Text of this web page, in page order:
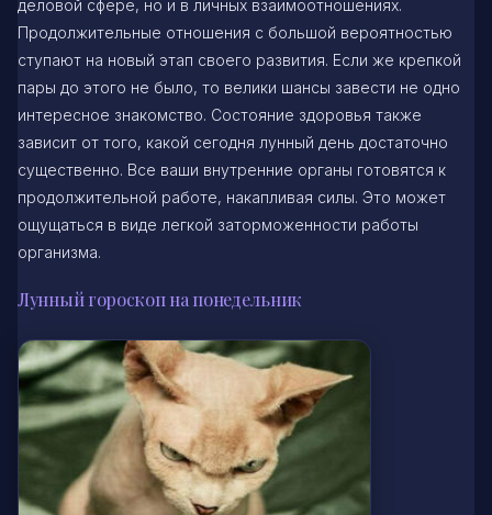
деловой сфере, но и в личных взаимоотношениях.
Продолжительные отношения с большой вероятностью
ступают на новый этап своего развития. Если же крепкой
пары до этого не было, то велики шансы завести не одно
интересное знакомство. Состояние здоровья также
зависит от того, какой сегодня лунный день достаточно
существенно. Все ваши внутренние органы готовятся к
продолжительной работе, накапливая силы. Это может
ощущаться в виде легкой заторможенности работы
организма.
Лунный гороскоп на понедельник